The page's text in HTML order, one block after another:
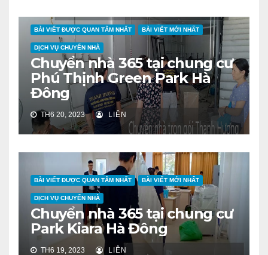
BÀI VIẾT ĐƯỢC QUAN TÂM NHẤT BÀI VIẾT MỚI NHẤT
DỊCH VỤ CHUYỂN NHÀ
Chuyển nhà 365 tại chung cư
Phú Thịnh Green Park Hà
Đông
TH6 20, 2023 LIÊN
BÀI VIẾT ĐƯỢC QUAN TÂM NHẤT BÀI VIẾT MỚI NHẤT
DỊCH VỤ CHUYỂN NHÀ
Chuyển nhà 365 tại chung cư
Park Kiara Hà Đông
TH6 19, 2023 LIÊN